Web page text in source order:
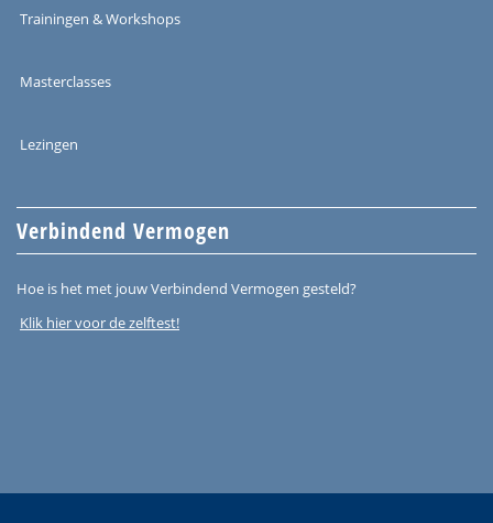
Trainingen & Workshops
Masterclasses
Lezingen
Verbindend Vermogen
Hoe is het met jouw Verbindend Vermogen gesteld?
Klik hier voor de zelftest!